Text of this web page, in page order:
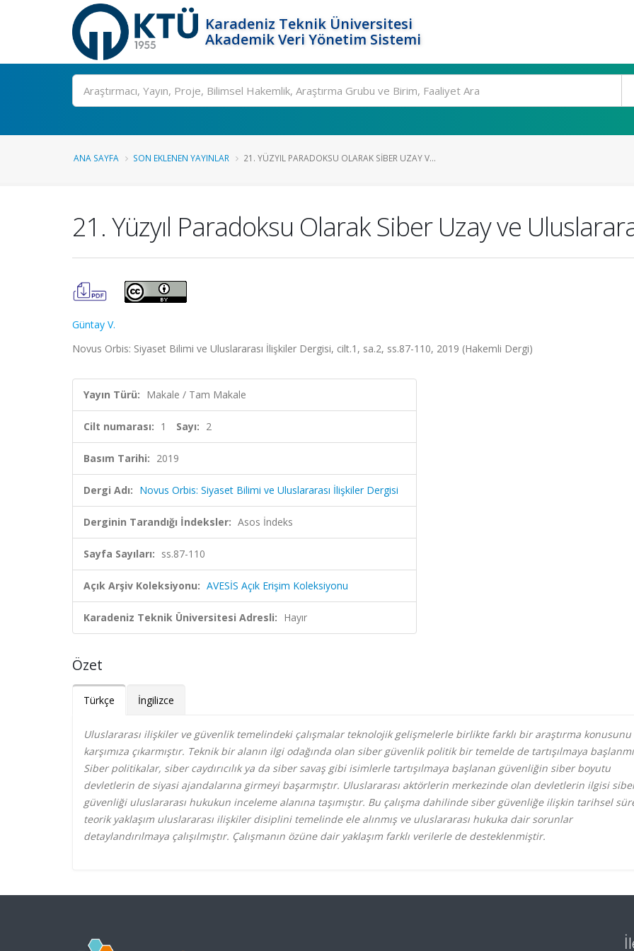
Karadeniz Teknik Üniversitesi
Akademik Veri Yönetim Sistemi
Ara
ANA SAYFA SON EKLENEN YAYINLAR 21. YÜZYIL PARADOKSU OLARAK SIBER UZAY V...
21. Yüzyıl Paradoksu Olarak Siber Uzay ve
Güntay V.
Novus Orbis: Siyaset Bilimi ve Uluslararası İlişkiler Dergisi, cilt.1, sa.2, ss.87-110, 2019 (Hakemli Dergi)
Yayın Türü: Makale / Tam Makale
Cilt numarası: 1 Sayı: 2
Basım Tarihi: 2019
Dergi Adı: Novus Orbis: Siyaset Bilimi ve Uluslararası İlişkiler Dergisi
Derginin Tarandığı İndeksler: Asos İndeks
Sayfa Sayıları: ss.87-110
Açık Arşiv Koleksiyonu: AVESİS Açık Erişim Koleksiyonu
Karadeniz Teknik Üniversitesi Adresli: Hayır
Özet
Türkçe İngilizce
Uluslararası ilişkiler ve güvenlik temelindeki çalışmalar teknolojik gelişmelerle birlikte farklı bir araştırma konusunu
karşımıza çıkarmıştır. Teknik bir alanın ilgi odağında olan siber güvenlik politik bir temelde de tartışılmaya
Siber politikalar, siber caydırıcılık ya da siber savaş gibi isimlerle tartışılmaya başlanan güvenliğin siber boyutu
devletlerin de siyasi ajandalarına girmeyi başarmıştır. Uluslararası aktörlerin merkezinde olan devletlerin ilgisi
güvenliği uluslararası hukukun inceleme alanına taşımıştır. Bu çalışma dahilinde siber güvenliğe ilişkin tarihsel
teorik yaklaşım uluslararası ilişkiler disiplini temelinde ele alınmış ve uluslararası hukuka dair sorunlar
detaylandırılmaya çalışılmıştır. Çalışmanın özüne dair yaklaşım farklı verilerle de desteklenmiştir.